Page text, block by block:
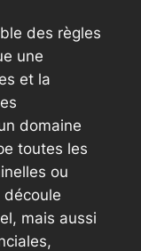
des règles
une
et la
domaine
toutes les
ou
découle
mais aussi